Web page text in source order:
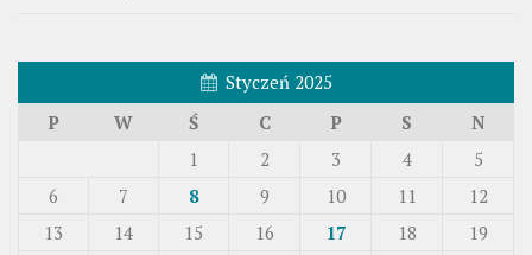
Styczeń 2025
P
W Ś C P S N
1 2 3 4
5
6
7 8 9 10 11
12
13
14 15 16 17 18
19